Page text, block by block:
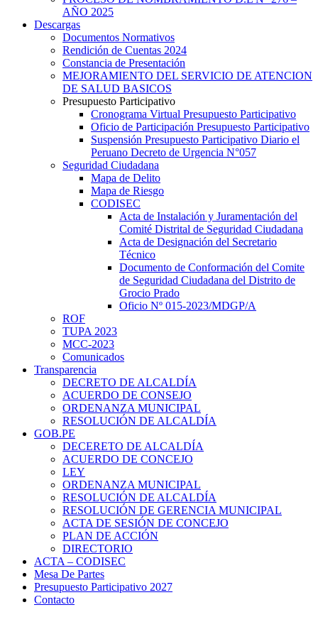
AÑO 2025
Descargas
Documentos Normativos
Rendición de Cuentas 2024
Constancia de Presentación
MEJORAMIENTO DEL SERVICIO DE ATENCION
DE SALUD BASICOS
Presupuesto Participativo
Cronograma Virtual Presupuesto Participativo
Oficio de Participación Presupuesto Participativo
Suspensión Presupuesto Participativo Diario el
Peruano Decreto de Urgencia N°057
Seguridad Ciudadana
Mapa de Delito
Mapa de Riesgo
CODISEC
Acta de Instalación y Juramentación del
Comité Distrital de Seguridad Ciudadana
Acta de Designación del Secretario
Técnico
Documento de Conformación del Comite
de Seguridad Ciudadana del Distrito de
Grocio Prado
Oficio Nº 015-2023/MDGP/A
ROF
TUPA 2023
MCC-2023
Comunicados
Transparencia
DECRETO DE ALCALDÍA
ACUERDO DE CONSEJO
ORDENANZA MUNICIPAL
RESOLUCIÓN DE ALCALDÍA
GOB.PE
DECERETO DE ALCALDÍA
ACUERDO DE CONCEJO
LEY
ORDENANZA MUNICIPAL
RESOLUCIÓN DE ALCALDÍA
RESOLUCIÓN DE GERENCIA MUNICIPAL
ACTA DE SESIÓN DE CONCEJO
PLAN DE ACCIÓN
DIRECTORIO
ACTA – CODISEC
Mesa De Partes
Presupuesto Participativo 2027
Contacto